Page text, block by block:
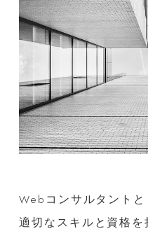
Webコンサルタントと
適切なスキルと資格